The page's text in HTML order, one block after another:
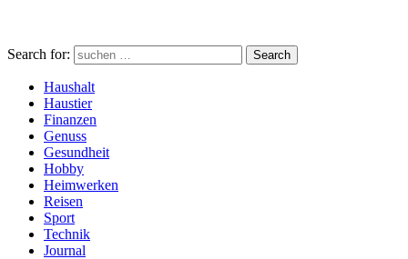
Search for: Search
Haushalt
Haustier
Finanzen
Genuss
Gesundheit
Hobby
Heimwerken
Reisen
Sport
Technik
Journal